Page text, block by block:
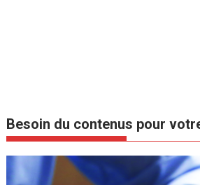
Besoin du contenus pour